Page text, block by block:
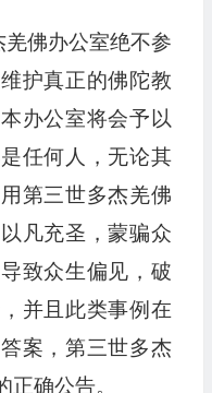
佛办公室绝不参
护真正的佛陀教
办公室将会予以
任何人，无论其
第三世多杰羌佛
凡充圣，蒙骗众
致众生偏见，破
并且此类事例在
案，第三世多杰
确公告。